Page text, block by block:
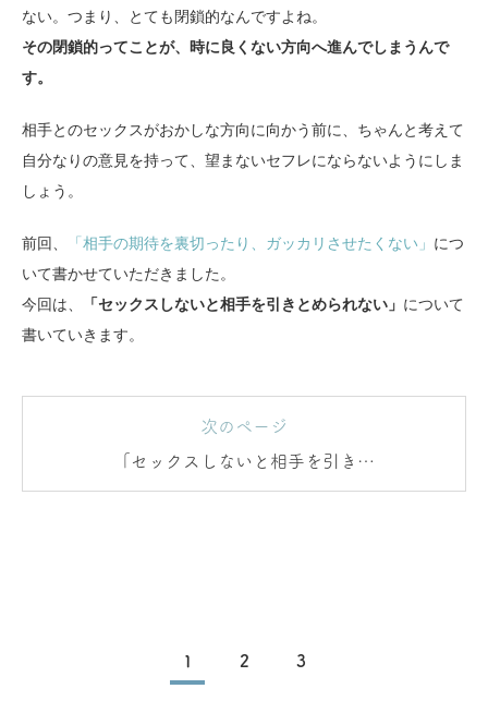
ない。つまり、とても閉鎖的なんですよね。
その閉鎖的ってことが、時に良くない方向へ進んでしまうんで
す。
相手とのセックスがおかしな方向に向かう前に、ちゃんと考えて
自分なりの意見を持って、望まないセフレにならないようにしま
しょう。
前回、 「相手の期待を裏切ったり、ガッカリさせたくない」 につ
いて書かせていただきました。
今回は、
「セックスしないと相手を引きとめられない」 について
書いていきます。
次のページ
「セックスしないと相手を引きと
められない」と思ってしまうとき
1 2 3